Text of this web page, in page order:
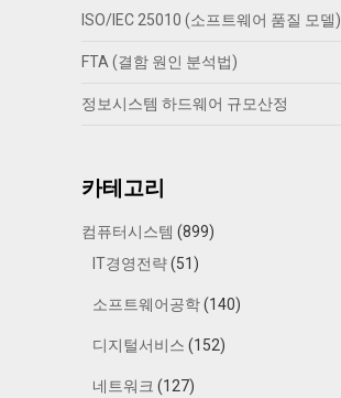
ISO/IEC 25010 (소프트웨어 품질 모델)
FTA (결함 원인 분석법)
정보시스템 하드웨어 규모산정
카테고리
컴퓨터시스템 (899)
IT경영전략(51)
소프트웨어공학(140)
디지털서비스 (152)
네트워크 (127)